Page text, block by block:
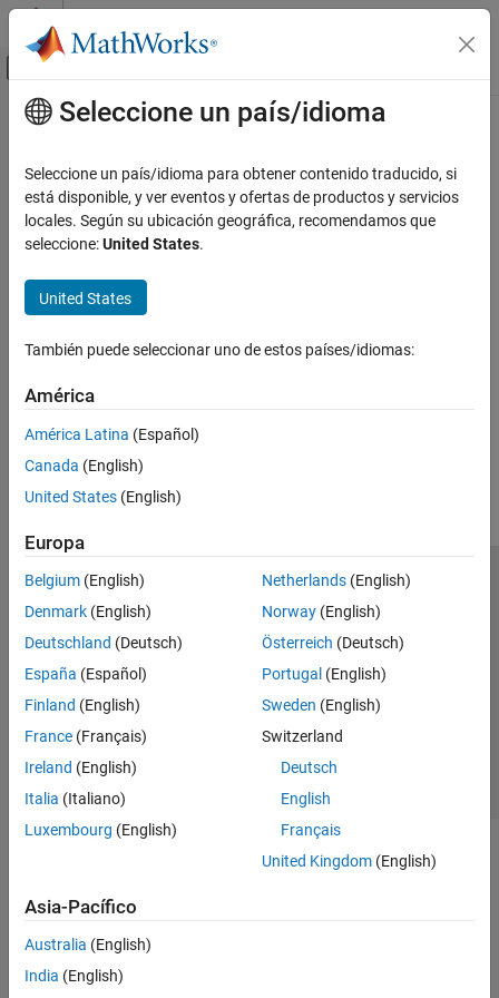
Saltar al contenido
Mostrar/ocultar menú de navegación
Inicio de Documentación
Contenido principal
¿Qué tan útil fue esta traducción?
Seleccione un país/idioma
Seleccione un país/idioma para obtener contenido traducido, si
está disponible, y ver eventos y ofertas de productos y servicios
locales. Según su ubicación geográfica, recomendamos que
seleccione:United States.
United States
También puede seleccionar uno de estos países/idiomas:
América
América Latina (Español)
Canada (English)
United States (English)
Europa
Belgium (English)
Denmark (English)
Deutschland (Deutsch)
España (Español)
Finland (English)
France (Français)
Ireland (English)
Italia (Italiano)
Luxembourg (English)
Netherlands(English)
Norway(English)
Österreich (Deutsch)
Portugal (English)
Sweden (English)
Switzerland
Deutsch
English
Français
United Kingdom(English)
Asia-Pacífico
Australia (English)
India (English)
Centro de confianza
Marcas comerciales
Política de privacidad
Antipiratería
Estado de las aplicaciones
Información de contacto
© 1994-2026 The MathWorks, Inc.